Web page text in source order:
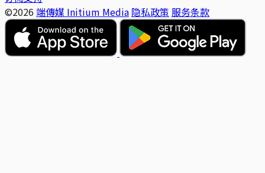
©2026 端傳媒 Initium Media 隐私政策 服务条款